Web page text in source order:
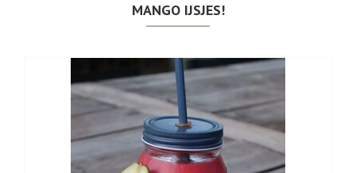
MANGO IJSJES!